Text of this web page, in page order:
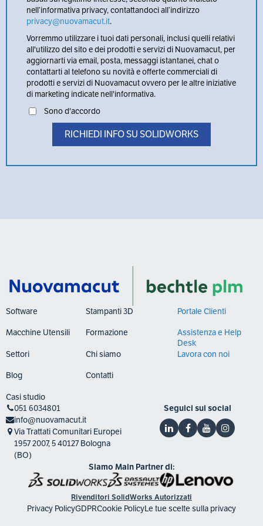
nell’informativa privacy, contattandoci all’indirizzo
privacy@nuovamacut.it.
Vorremmo utilizzare i tuoi dati personali, inclusi quelli relativi
all'utilizzo del sito e dei prodotti e servizi di Nuovamacut, per
aggiornarti via email, posta, messaggi istantanei, chat o
contattarti al telefono su novità e offerte commerciali di
prodotti e servizi di Nuovamacut ovvero per le altre iniziative
di marketing indicate nell'informativa.
Sono d'accordo
Siamo Main Partner di:
Rivenditori SolidWorks Autorizzati
051 6034801
info@nuovamacut.it
Via Trattati Comunitari Europei
1957 2007, 5 40127 Bologna
(BO)
Seguici sui social
Software Stampanti 3D
Macchine Utensili Formazione
Settori Chi siamo
Blog Contatti
Casi studio
Portale Clienti
Assistenza e Help
Desk
Lavora con noi
Privacy PolicyGDPRCookie PolicyLe tue scelte sulla privacy